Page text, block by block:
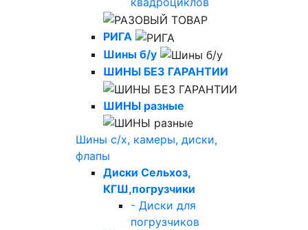
РИГА
Шины б/у
ШИНЫ БЕЗ ГАРАНТИИ
ШИНЫ разные
Шины с/х, камеры, диски,
флапы
Диски Сельхоз,
КГШ,погрузчики
- Диски для
погрузчиков